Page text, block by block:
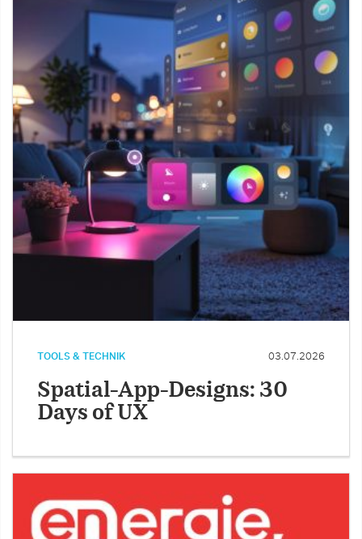
TOOLS & TECHNIK 03.07.2026
Spatial-App-Designs: 30
Days of UX